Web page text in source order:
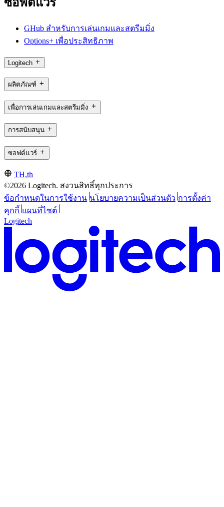
ซอฟต์แวร์
GHub สำหรับการเล่นเกมและสตรีมมิ่ง
Options+ เพื่อประสิทธิภาพ
Logitech
ผลิตภัณฑ์
เพื่อการเล่นเกมและสตรีมมิ่ง
การสนับสนุน
ซอฟต์แวร์
TH,th
©2026 Logitech. สงวนสิทธิ์ทุกประการ
ข้อกำหนดในการใช้งาน นโยบายความเป็นส่วนตัว การตั้งค่า
คุกกี้ แผนที่ไซต์
Logitech